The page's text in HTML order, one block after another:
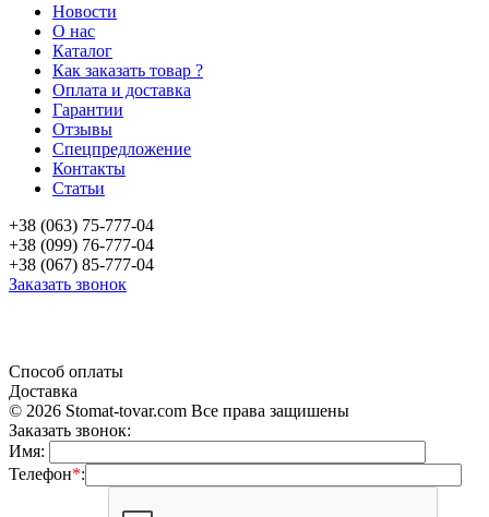
Новости
О нас
Каталог
Как заказать товар ?
Оплата и доставка
Гарантии
Отзывы
Спецпредложение
Контакты
Статьи
+38 (063) 75-777-04
+38 (099) 76-777-04
+38 (067) 85-777-04
Заказать звонок
Способ оплаты
Доставка
© 2026 Stomat-tovar.com Все права защишены
Заказать звонок:
Имя:
Телефон*: